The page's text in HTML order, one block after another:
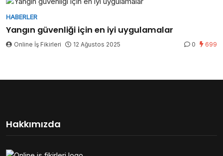
HABERLER
Yangın güvenliği için en iyi uygulamalar
Online İş Fikirleri 12 Ağustos 2025 0 699
Hakkımızda